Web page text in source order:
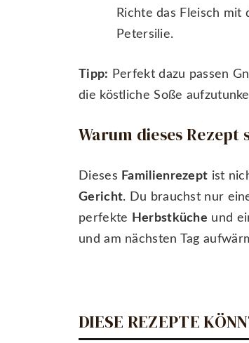
Richte das Fleisch
Petersilie.
Tipp: Perfekt dazu passen
die köstliche Soße
Warum dieses Rezept
Dieses Familienrezept ist
Gericht. Du brauchst nur
perfekte Herbstküche und
und am nächsten Tag
DIESE REZEPTE